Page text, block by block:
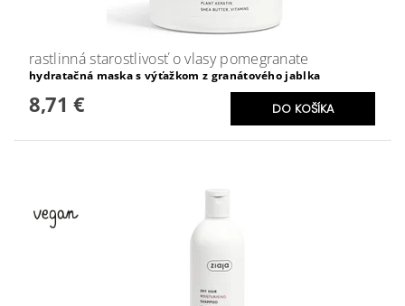
rastlinná starostlivosť o vlasy pomegranate
hydratačná maska s výťažkom z granátového jablka
8,71 €